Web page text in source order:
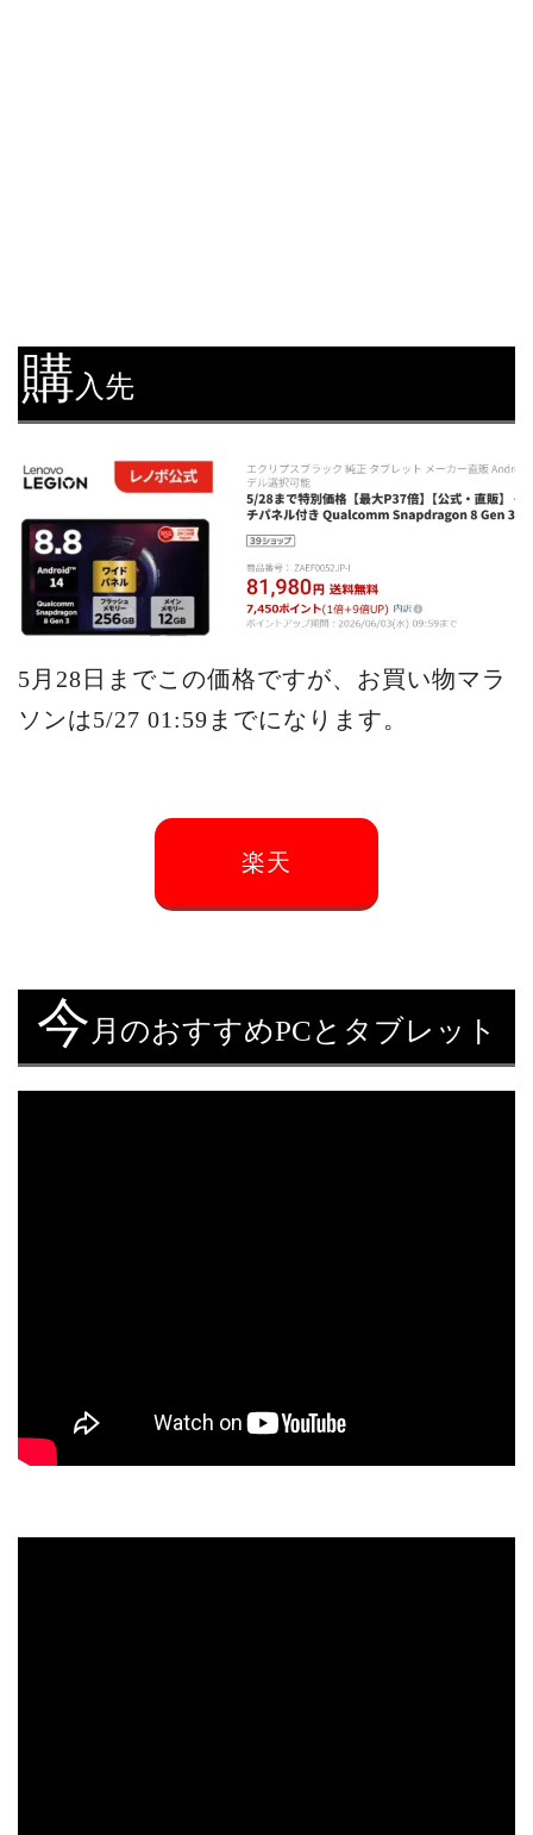
購入先
5月28日までこの価格ですが、お買い物マラ
ソンは5/27 01:59までになります。
楽天
今 月のおすすめPCとタブレット